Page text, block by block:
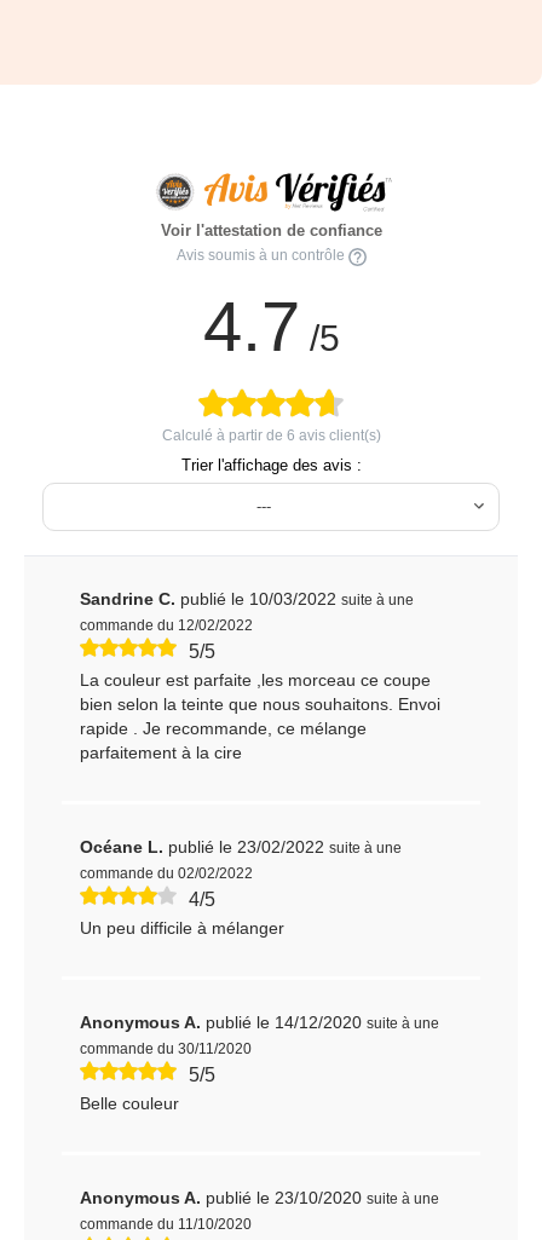
Voir l'attestation de confiance
Avis soumis à un contrôle
4.7 /5
Calculé à partir de 6 avis client(s)
Trier l'affichage des avis :
---
Sandrine C. publié le 10/03/2022 suite à une
commande du 12/02/2022
5/5
La couleur est parfaite ,les morceau ce coupe
bien selon la teinte que nous souhaitons. Envoi
rapide . Je recommande, ce mélange
parfaitement à la cire
Océane L. publié le 23/02/2022 suite à une
commande du 02/02/2022
4/5
Un peu difficile à mélanger
Anonymous A. publié le 14/12/2020 suite à une
commande du 30/11/2020
5/5
Belle couleur
Anonymous A. publié le 23/10/2020 suite à une
commande du 11/10/2020